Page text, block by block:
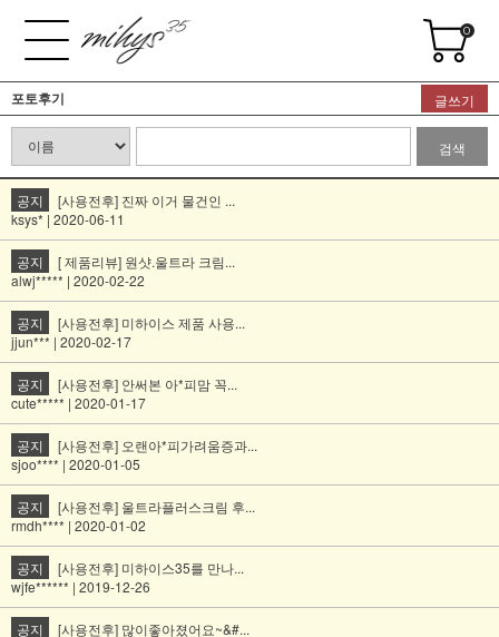
0
포토후기 글쓰기
검색
공지
[사용전후] 진짜 이거 물건인 ...
ksys* | 2020-06-11
공지
[ 제품리뷰] 원샷.울트라 크림...
alwj***** | 2020-02-22
공지
[사용전후] 미하이스 제품 사용...
jjun*** | 2020-02-17
공지
[사용전후] 안써본 아*피맘 꼭...
cute***** | 2020-01-17
공지
[사용전후] 오랜아*피가려움증과...
sjoo**** | 2020-01-05
공지
[사용전후] 울트라플러스크림 후...
rmdh**** | 2020-01-02
공지
[사용전후] 미하이스35를 만나...
wjfe****** | 2019-12-26
공지
[사용전후] 많이좋아졌어요~&#...